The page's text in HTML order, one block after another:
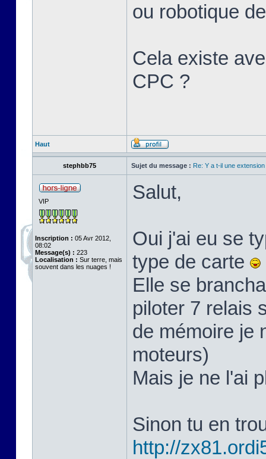
ou robotique
Cela existe
CPC ?
Haut
stephbb75 Sujet du message : Re: Y a t-il une
VIP
Inscription : 05 Avr 2012,
08:02
Message(s) : 223
Localisation : Sur terre, mais
souvent dans les nuages !
Salut,
Oui j'ai eu se
type de carte
Elle se
piloter 7 relais
de mémoire je
moteurs)
Mais je ne l'ai
Sinon tu en
http://